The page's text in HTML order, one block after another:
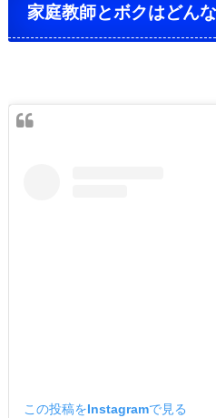
家庭教師とボクはどん
この投稿をInstagramで見る